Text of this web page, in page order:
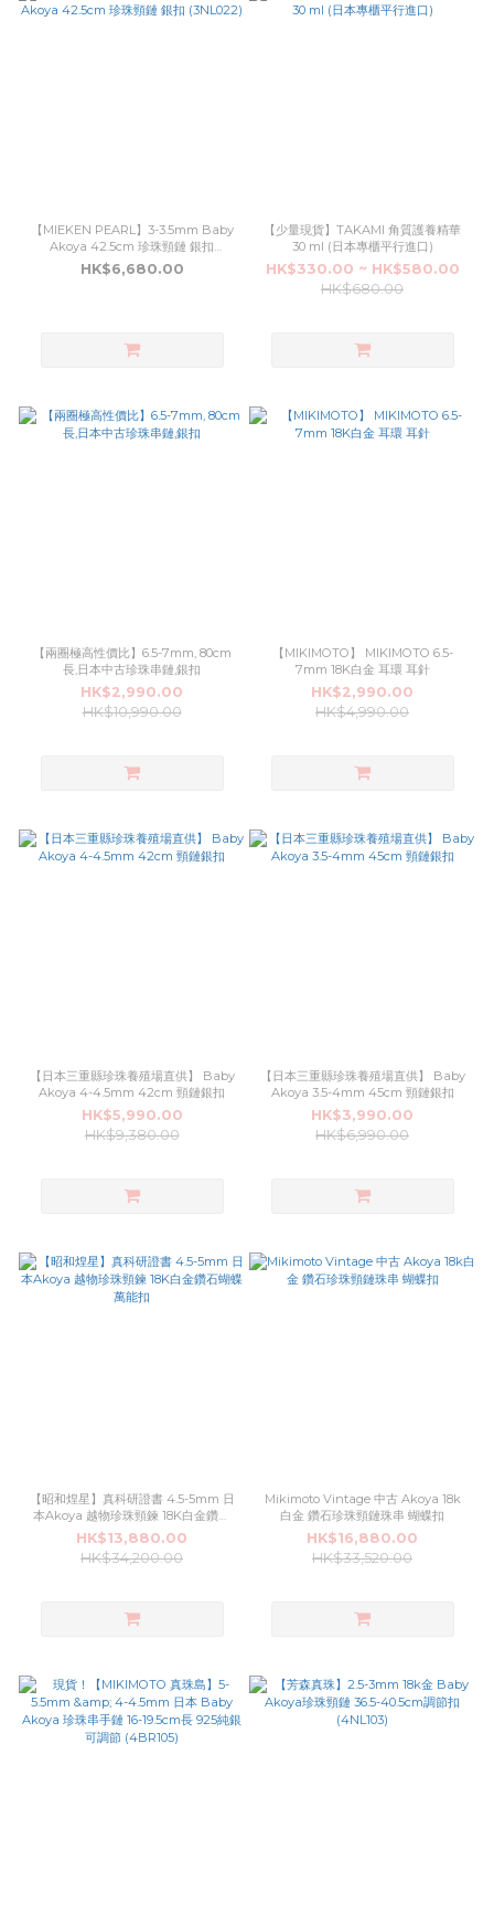
【MIEKEN PEARL】3-3.5mm Baby
Akoya 42.5cm 珍珠頸鏈 銀扣
(3NL022)
HK$6,680.00
【少量現貨】TAKAMI 角質護養精華
30 ml (日本專櫃平行進口)
HK$330.00 ~ HK$580.00
HK$680.00
【兩圈極高性價比】6.5-7mm, 80cm
長,日本中古珍珠串鏈,銀扣
HK$2,990.00
HK$10,990.00
【MIKIMOTO】 MIKIMOTO 6.5-
7mm 18K白金 耳環 耳針
HK$2,990.00
HK$4,990.00
【日本三重縣珍珠養殖場直供】 Baby
Akoya 4-4.5mm 42cm 頸鏈銀扣
HK$5,990.00
HK$9,380.00
【日本三重縣珍珠養殖場直供】 Baby
Akoya 3.5-4mm 45cm 頸鏈銀扣
HK$3,990.00
HK$6,990.00
【昭和煌星】真科研證書 4.5-5mm 日
本Akoya 越物珍珠頸鍊 18K白金鑽石
蝴蝶萬能扣
HK$13,880.00
HK$34,200.00
Mikimoto Vintage 中古 Akoya 18k
白金 鑽石珍珠頸鏈珠串 蝴蝶扣
HK$16,880.00
HK$33,520.00